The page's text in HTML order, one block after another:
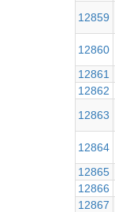
12859
12860
12861
12862
12863
12864
12865
12866
12867